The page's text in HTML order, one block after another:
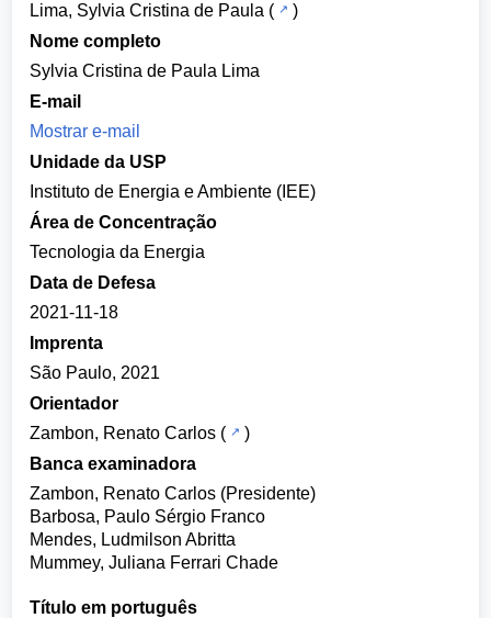
Lima, Sylvia Cristina de Paula (
)
Nome completo
Sylvia Cristina de Paula Lima
E-mail
Mostrar e-mail
Unidade da USP
Instituto de Energia e Ambiente (IEE)
Área de Concentração
Tecnologia da Energia
Data de Defesa
2021-11-18
Imprenta
São Paulo, 2021
Orientador
Zambon, Renato Carlos (
)
Banca examinadora
Zambon, Renato Carlos (Presidente)
Barbosa, Paulo Sérgio Franco
Mendes, Ludmilson Abritta
Mummey, Juliana Ferrari Chade
Título em português